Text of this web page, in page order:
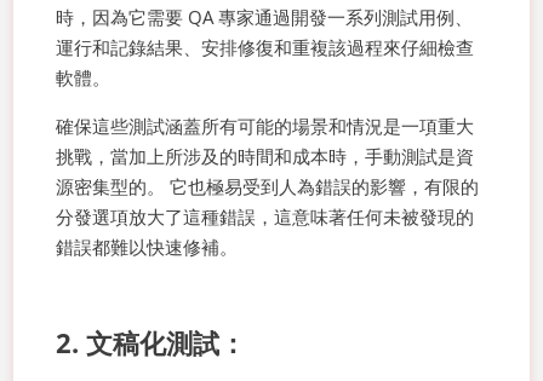
時，因為它需要 QA 專家通過開發一系列測試用例、
運行和記錄結果、安排修復和重複該過程來仔細檢查
軟體。
確保這些測試涵蓋所有可能的場景和情況是一項重大
挑戰，當加上所涉及的時間和成本時，手動測試是資
源密集型的。 它也極易受到人為錯誤的影響，有限的
分發選項放大了這種錯誤，這意味著任何未被發現的
錯誤都難以快速修補。
2. 文稿化測試：